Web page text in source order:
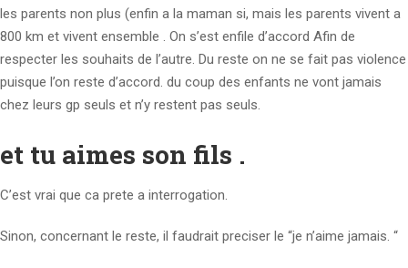
les parents non plus (enfin a la maman si, mais les parents vivent a
800 km et vivent ensemble . On s’est enfile d’accord Afin de
respecter les souhaits de l’autre. Du reste on ne se fait pas violence
puisque l’on reste d’accord. du coup des enfants ne vont jamais
chez leurs gp seuls et n’y restent pas seuls.
et tu aimes son fils .
C’est vrai que ca prete a interrogation.
Sinon, concernant le reste, il faudrait preciser le “je n’aime jamais. “